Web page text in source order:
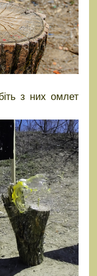
з них омлет